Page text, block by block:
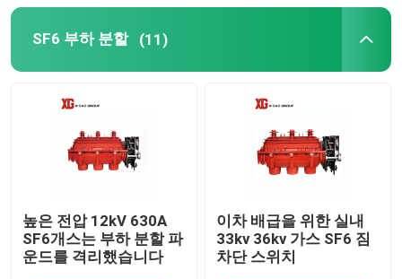
SF6 부하 분할 (11)
높은 전압 12kV 630A
SF6개스는 부하 분할 파
운드를 격리했습니다
이차 배급을 위한 실내
33kv 36kv 가스 SF6 짐
차단 스위치